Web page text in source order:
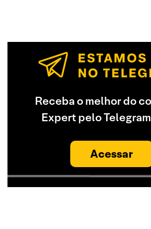
Receba o melhor do
Expert pelo
Acessar